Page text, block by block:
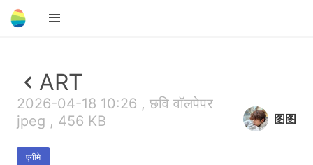
ART
2026-04-18 10:26 , छवि वॉलपेपर
jpeg , 456 KB
एनीमे
图图